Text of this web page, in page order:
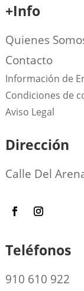
+Info
Quienes
Contacto
Información de
Condiciones de
Aviso Legal
Dirección
Calle Del
Teléfonos
910 610 922